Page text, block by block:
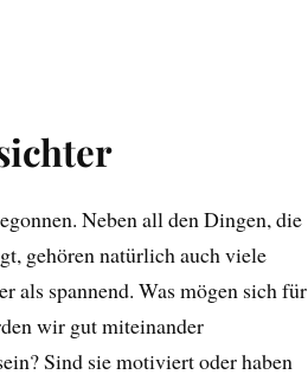
Neben all den Dingen, die
gehören natürlich auch viele
als spannend. Was mögen sich für
wir gut miteinander
Sind sie motiviert oder haben